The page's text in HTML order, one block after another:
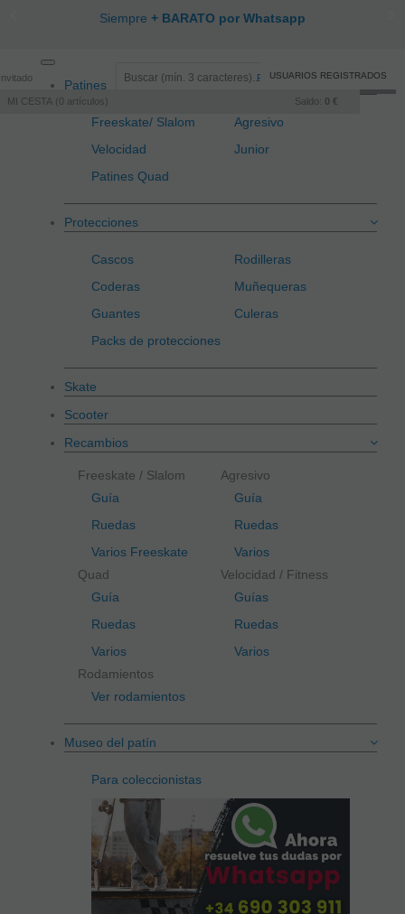
Siempre + BARATO por Whatsapp
Registro/Iniciar sesión
MI CESTA 0 artículos Saldo: 0 €
USUARIOS REGISTRADOS
navigation
Patines
Freeskate/ Slalom
Agresivo
Velocidad
Junior
Patines Quad
Protecciones
Cascos
Rodilleras
Coderas
Muñequeras
Guantes
Culeras
Packs de protecciones
Skate
Scooter
Recambios
Freeskate / Slalom
Guía
Ruedas
Varios Freeskate
Agresivo
Guía
Ruedas
Varios
Quad
Guía
Ruedas
Varios
Velocidad / Fitness
Guías
Ruedas
Varios
Rodamientos
Ver rodamientos
Museo del patín
Para coleccionistas